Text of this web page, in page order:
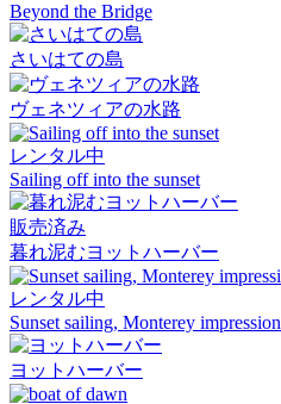
Beyond the Bridge
さいはての島
ヴェネツィアの水路
レンタル中
Sailing off into the sunset
販売済み
暮れ泥むヨットハーバー
レンタル中
Sunset sailing, Monterey impression
ヨットハーバー